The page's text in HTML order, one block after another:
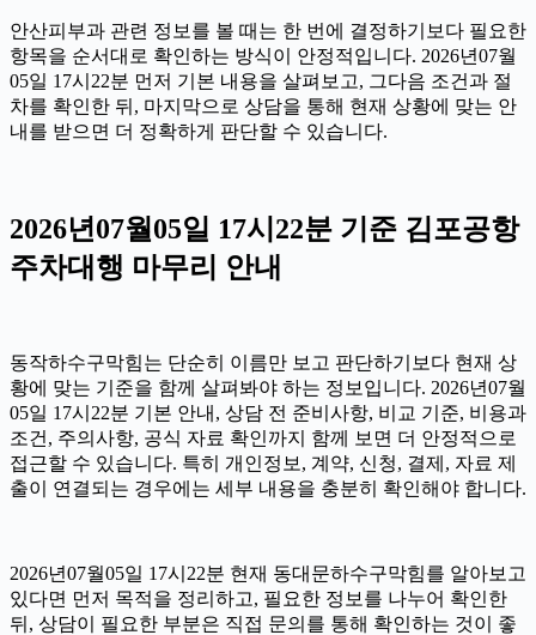
안산피부과 관련 정보를 볼 때는 한 번에 결정하기보다 필요한
항목을 순서대로 확인하는 방식이 안정적입니다. 2026년07월
05일 17시22분 먼저 기본 내용을 살펴보고, 그다음 조건과 절
차를 확인한 뒤, 마지막으로 상담을 통해 현재 상황에 맞는 안
내를 받으면 더 정확하게 판단할 수 있습니다.
2026년07월05일 17시22분 기준 김포공항
주차대행 마무리 안내
동작하수구막힘는 단순히 이름만 보고 판단하기보다 현재 상
황에 맞는 기준을 함께 살펴봐야 하는 정보입니다. 2026년07월
05일 17시22분 기본 안내, 상담 전 준비사항, 비교 기준, 비용과
조건, 주의사항, 공식 자료 확인까지 함께 보면 더 안정적으로
접근할 수 있습니다. 특히 개인정보, 계약, 신청, 결제, 자료 제
출이 연결되는 경우에는 세부 내용을 충분히 확인해야 합니다.
2026년07월05일 17시22분 현재 동대문하수구막힘를 알아보고
있다면 먼저 목적을 정리하고, 필요한 정보를 나누어 확인한
뒤, 상담이 필요한 부분은 직접 문의를 통해 확인하는 것이 좋